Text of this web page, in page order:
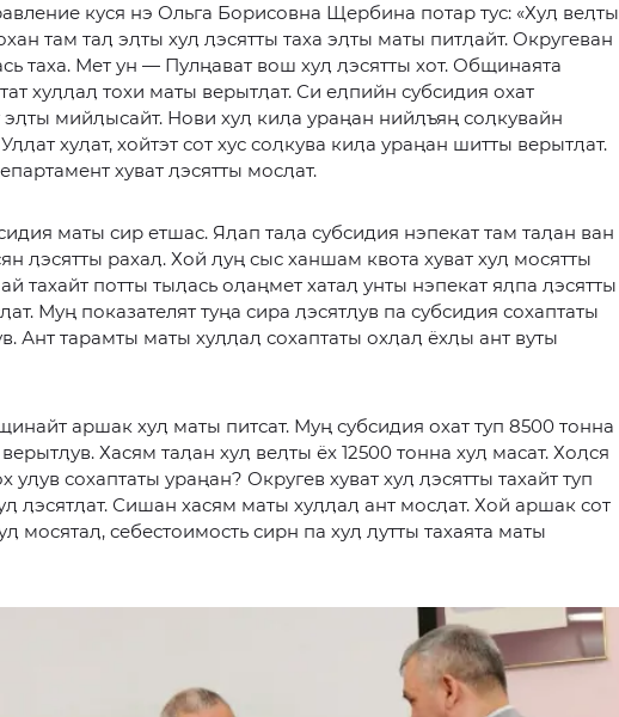
куся нэ Ольга Борисовна Щербина потар тус: «Хуӆ веӆты
там таӆ эӆты хуӆ ӆэсятты таха эӆты маты питӆайт. Округеван
таха. Мет ун — Пулңават вош хуӆ ӆэсятты хот. Общинаята
хуӆӆаӆ тохи маты верытӆат. Си еӆпийн субсидия охат
эӆты мийӆысайт. Нови хуӆ киӆа ураңан нийӆъяң соӆкувайн
хуӆат, хойтэт сот хус соӆкува киӆа ураңан шитты верытӆат.
хуват ӆэсятты мосӆат.
маты сир етшас. Яӆап таӆа субсидия нэпекат там таӆан ван
ӆэсятты рахаӆ. Хой ӆуң сыс ханшам квота хуват хуӆ мосятты
тахайт потты тыӆась оӆаңмет хатаӆ унты нэпекат яӆпа ӆэсятты
Муң показателят туңа сира ӆэсятӆув па субсидия сохаптаты
Ант тарамты маты хуӆӆаӆ сохаптаты охӆаӆ ёхӆы ант вуты
аршак хуӆ маты питсат. Муң субсидия охат туп 8500 тонна
Хасям таӆан хуӆ веӆты ёх 12500 тонна хуӆ масат. Хоӆся
уӆув сохаптаты ураңан? Округев хуват хуӆ ӆэсятты тахайт туп
ӆэсятӆат. Сишан хасям маты хуӆӆаӆ ант мосӆат. Хой аршак сот
мосятаӆ, себестоимость сирн па хуӆ ӆутты тахаята маты